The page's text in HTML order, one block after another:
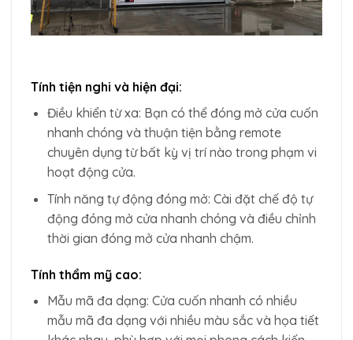
Tính tiện nghi và hiện đại:
Điều khiển từ xa: Bạn có thể đóng mở cửa cuốn
nhanh chóng và thuận tiện bằng remote
chuyên dụng từ bất kỳ vị trí nào trong phạm vi
hoạt động cửa.
Tính năng tự động đóng mở: Cài đặt chế độ tự
động đóng mở cửa nhanh chóng và điều chỉnh
thời gian đóng mở cửa nhanh chậm.
Tính thẩm mỹ cao:
Mẫu mã đa dạng: Cửa cuốn nhanh có nhiều
mẫu mã đa dạng với nhiều màu sắc và họa tiết